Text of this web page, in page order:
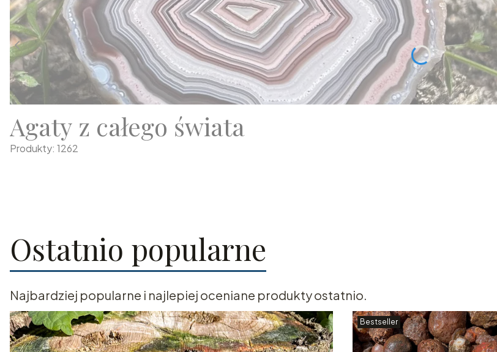
Agaty z całego świata
Produkty: 1262
Ostatnio popularne
Najbardziej popularne i najlepiej oceniane produkty ostatnio.
Bestseller